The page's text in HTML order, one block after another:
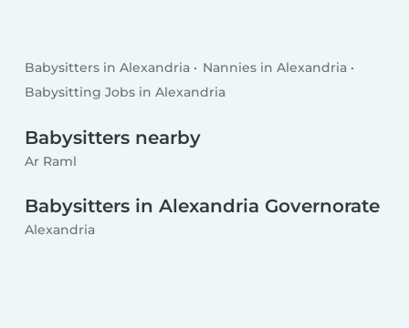
Babysitters in Alexandria
Nannies in Alexandria
Babysitting Jobs in Alexandria
Babysitters nearby
Ar Raml
Babysitters in Alexandria Governorate
Alexandria